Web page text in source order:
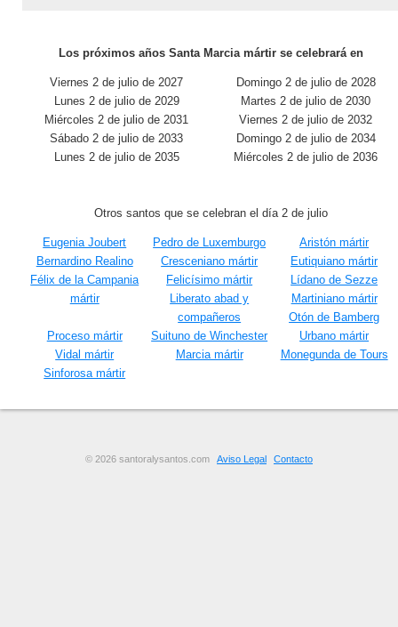
Los próximos años Santa Marcia mártir se celebrará en
Viernes 2 de julio de 2027
Domingo 2 de julio de 2028
Lunes 2 de julio de 2029
Martes 2 de julio de 2030
Miércoles 2 de julio de 2031
Viernes 2 de julio de 2032
Sábado 2 de julio de 2033
Domingo 2 de julio de 2034
Lunes 2 de julio de 2035
Miércoles 2 de julio de 2036
Otros santos que se celebran el día 2 de julio
Eugenia Joubert Pedro de Luxemburgo
Aristón mártir
Bernardino Realino
Cresceniano mártir
Eutiquiano mártir
Félix de la Campania
mártir
Felicísimo mártir
Lídano de Sezze
Liberato abad y
compañeros
Martiniano mártir
Otón de Bamberg
Proceso mártir
Suituno de Winchester
Urbano mártir
Vidal mártir
Marcia mártir
Monegunda de Tours
Sinforosa mártir
© 2026 santoralysantos.com Aviso Legal Contacto